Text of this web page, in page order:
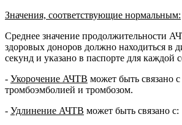
Значения, соответствующие нормальным:
Среднее значение продолжительности
здоровых доноров должно находиться в
секунд и указано в паспорте для каждой
- Укорочение АЧТВ может быть связано
тромбоэмболией и тромбозом.
- Удлинение АЧТВ может быть связано с: